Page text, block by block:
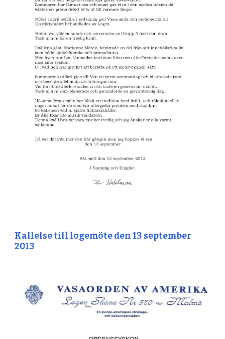
Kallelse till logemöte den 13 september
2013